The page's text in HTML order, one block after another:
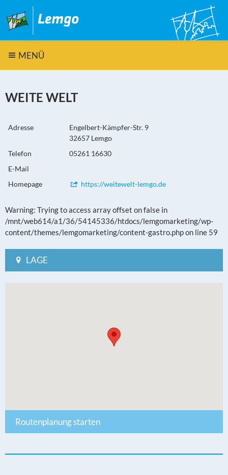
MENÜ
WEITE WELT
Adresse
Engelbert-Kämpfer-Str. 9
32657 Lemgo
Telefon
05261 16630
E-Mail
Homepage
https://weitewelt-lemgo.de
Warning: Trying to access array offset on false in
/mnt/web614/a1/36/54145336/htdocs/lemgomarketing/wp-
content/themes/lemgomarketing/content-gastro.php on line 59
LAGE
Routenplanung starten